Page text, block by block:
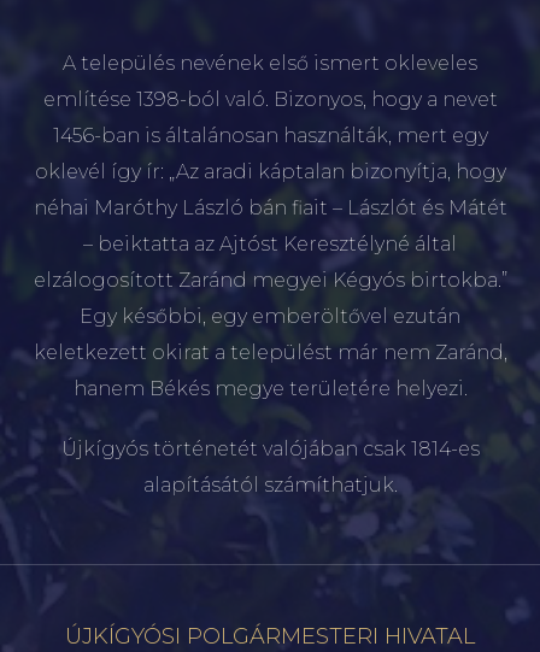
A település nevének első ismert okleveles
említése 1398-ból való. Bizonyos, hogy a nevet
1456-ban is általánosan használták, mert egy
oklevél így ír: „Az aradi káptalan bizonyítja, hogy
néhai Maróthy László bán fiait – Lászlót és Mátét
– beiktatta az Ajtóst Keresztélyné által
elzálogosított Zaránd megyei Kégyós birtokba.”
Egy későbbi, egy emberöltővel ezután
keletkezett okirat a települést már nem Zaránd,
hanem Békés megye területére helyezi.
Újkígyós történetét valójában csak 1814-es
alapításától számíthatjuk.
ÚJKÍGYÓSI POLGÁRMESTERI HIVATAL